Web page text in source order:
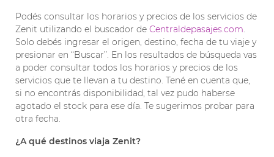
Podés consultar los horarios y precios de los servicios de
Zenit utilizando el buscador de Centraldepasajes.com.
Solo debés ingresar el origen, destino, fecha de tu viaje y
presionar en “Buscar”. En los resultados de búsqueda vas
a poder consultar todos los horarios y precios de los
servicios que te llevan a tu destino. Tené en cuenta que,
si no encontrás disponibilidad, tal vez pudo haberse
agotado el stock para ese día. Te sugerimos probar para
otra fecha.
¿A qué destinos viaja Zenit?